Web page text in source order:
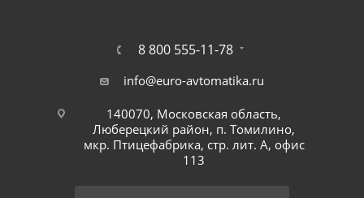
8 800 555-11-78
info@euro-avtomatika.ru
140070, Московская область,
Люберецкий район, п. Томилино,
мкр. Птицефабрика, стр. лит. А, офис
113